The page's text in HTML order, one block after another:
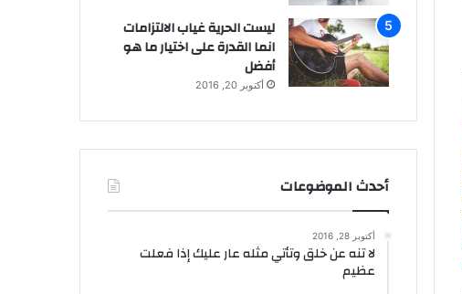
ليست الحرية غياب الالتزامات
انما القدرة على اختيار ما هو
أفضل
أكتوبر 20, 2016
أحدث الموضوعات
أكتوبر 28, 2016
لا تنه عن خلق وتأتي مثله عار عليك إذا فعلت
عظيم